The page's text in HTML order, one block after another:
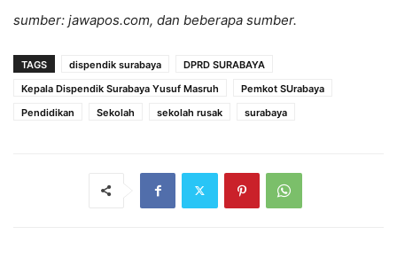
sumber: jawapos.com, dan beberapa sumber.
TAGS dispendik surabaya
DPRD SURABAYA
Kepala Dispendik Surabaya Yusuf Masruh
Pemkot SUrabaya
Pendidikan
Sekolah sekolah rusak surabaya